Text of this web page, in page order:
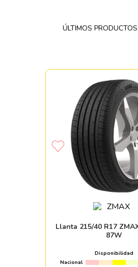
ÚLTIMOS PRODUCTOS
Llanta 215/40 R17
87W
Disponibilidad
Nacional